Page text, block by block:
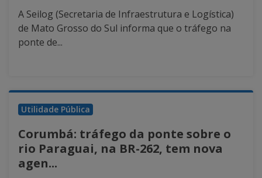
A Seilog (Secretaria de Infraestrutura e Logística)
de Mato Grosso do Sul informa que o tráfego na
ponte de...
Utilidade Pública
Corumbá: tráfego da ponte sobre o
rio Paraguai, na BR-262, tem nova
agen...